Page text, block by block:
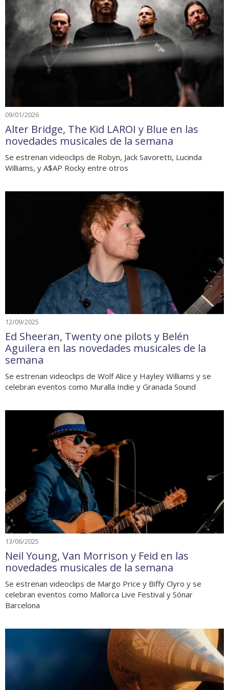
09/01/2026
Alter Bridge, The Kid LAROI y Blue en las
novedades musicales de la semana
Se estrenan videoclips de Robyn, Jack Savoretti, Lucinda
Williams, y A$AP Rocky entre otros
12/09/2025
Ed Sheeran, Twenty one pilots y Belén
Aguilera en las novedades musicales de la
semana
Se estrenan videoclips de Wolf Alice y Hayley Williams y se
celebran eventos como Muralla Indie y Granada Sound
13/06/2025
Neil Young, Van Morrison y Feid en las
novedades musicales de la semana
Se estrenan videoclips de Margo Price y Biffy Clyro y se
celebran eventos como Mallorca Live Festival y Sónar
Barcelona